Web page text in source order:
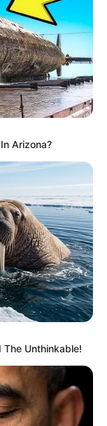
placés.
quinté comme
Une base
réduits.
sur le tableau
plus bas sur
de la
les 10 derniers
compétitions de
Arizona?
The Unthinkable!